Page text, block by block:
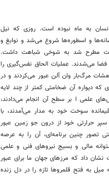
به ماه نبوده است. روزی که نیل
و اسطوره‌ها شروع می‌شد و نوابغ و
مطرح شد به شوخی شباهت داشت.
برای انجام این سفر، بر فراز موشک غول پیکر ساترن 5 عازم فضا می‌شدند. عملیات الحاق نفس‌گیری را
مرگ‌بار وان آلن عبور می‌کردند و در
دیواره آن ضخامتی کمتر از چند لایه
علمی ا بر سطح آن انجام می‌دادند،
سوخت خود به مدار می‌آمدند، با
حرارتی خود از درون جو زمین عبور
تصور چنین برنامه‌ای، آن را به عرصه
مالی و بسیج نیرو‌های فنی و علمی
ماموریت نشان داد که مرز‌های جهان ما برای عبور
میل به فتح قلمرو‌ها تازه را در دل زنده